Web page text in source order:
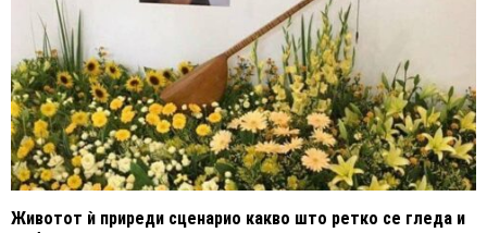
Животот ѝ приреди сценарио какво што ретко се гледа и